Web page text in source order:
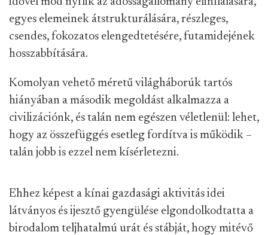
egyes elemeinek átstrukturálására, részleges,
csendes, fokozatos elengedtetésére, futamidejének
hosszabbítására.
Komolyan vehető méretű világháborúk tartós
hiányában a második megoldást alkalmazza a
civilizációnk, és talán nem egészen véletlenül: lehet,
hogy az összefüggés esetleg fordítva is működik –
talán jobb is ezzel nem kísérletezni.
Ehhez képest a kínai gazdasági aktivitás idei
látványos és ijesztő gyengülése elgondolkodtatta a
birodalom teljhatalmú urát és stábját, hogy mitévő